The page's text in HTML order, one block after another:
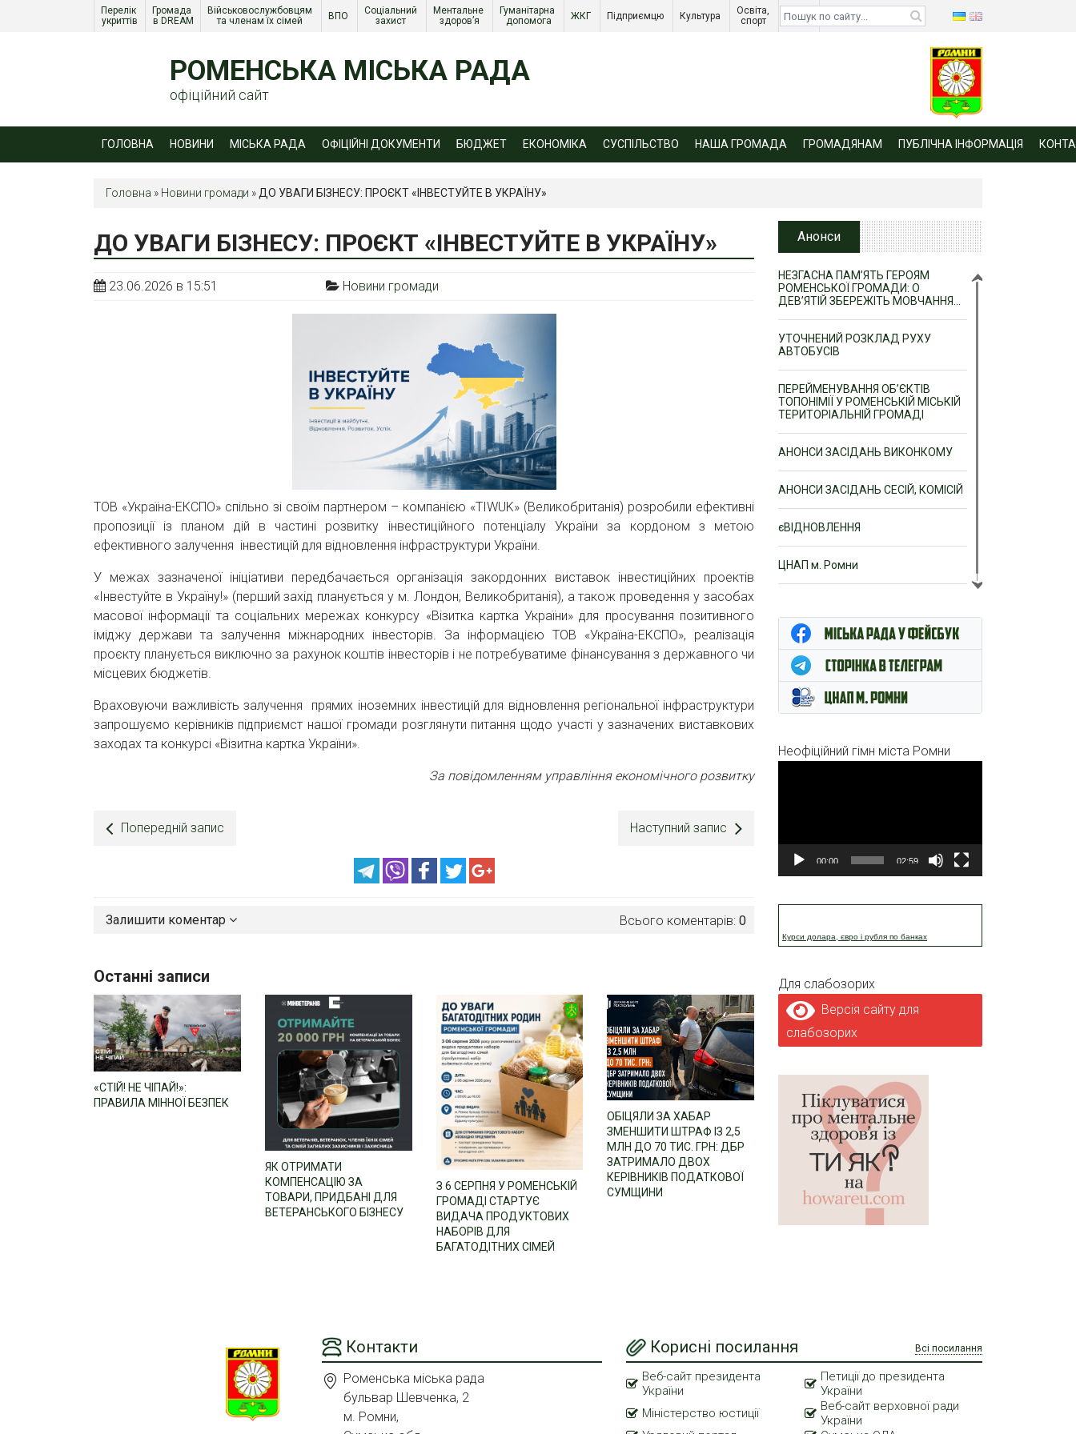
Перелік
укриттів
Громада
в DREAM
Військовослужбовцям
та членам їх сімей
ВПО
Соціальний
захист
Ментальне
здоров’я
Гуманітарна
допомога
ЖКГ Підприємцю Культура
Освіта,
спорт
Діти
війни
РОМЕНСЬКА МІСЬКА РАДА
офіційний сайт
ГОЛОВНА НОВИНИ МІСЬКА РАДА ОФІЦІЙНІ ДОКУМЕНТИ БЮДЖЕТ ЕКОНОМІКА СУСПІЛЬСТВО НАША ГРОМАДА ГРОМАДЯНАМ ПУБЛІЧНА ІНФОРМАЦІЯ
Головна » Новини громади »ДО УВАГИ БІЗНЕСУ: ПРОЄКТ «ІНВЕСТУЙТЕ В УКРАЇНУ»
ДО УВАГИ БІЗНЕСУ: ПРОЄКТ «ІНВЕСТУЙТЕ В УКРАЇНУ»
23.06.2026 в 15:51 Новини громади
ТОВ «Україна-ЕКСПО» спільно зі своїм партнером – компанією «TIWUK» (Великобританія) розробили ефективні
пропозиції із планом дій в частині розвитку інвестиційного потенціалу України за кордоном з метою
ефективного залучення інвестицій для відновлення інфраструктури України.
У межах зазначеної ініціативи передбачається організація закордонних виставок інвестиційних проектів
«Інвестуйте в Україну!» (перший захід планується у м. Лондон, Великобританія), а також проведення у засобах
масової інформації та соціальних мережах конкурсу «Візитка картка України» для просування позитивного
іміджу держави та залучення міжнародних інвесторів. За інформацією ТОВ «Україна-ЕКСПО», реалізація
проєкту планується виключно за рахунок коштів інвесторів і не потребуватиме фінансування з державного чи
місцевих бюджетів.
Враховуючи важливість залучення прямих іноземних інвестицій для відновлення регіональної інфраструктури
запрошуємо керівників підприємст нашої громади розглянути питання щодо участі у зазначених виставкових
заходах та конкурсі «Візитна картка України».
За повідомленням управління економічного розвитку
Попередній запис Наступний запис
Всього коментарів: 0
Залишити коментар
Останні записи
«СТІЙ! НЕ ЧІПАЙ!»:
ПРАВИЛА МІННОЇ БЕЗПЕК
ЯК ОТРИМАТИ
КОМПЕНСАЦІЮ ЗА
ТОВАРИ, ПРИДБАНІ ДЛЯ
ВЕТЕРАНСЬКОГО БІЗНЕСУ
З 6 СЕРПНЯ У РОМЕНСЬКІЙ
ГРОМАДІ СТАРТУЄ
ВИДАЧА ПРОДУКТОВИХ
НАБОРІВ ДЛЯ
БАГАТОДІТНИХ СІМЕЙ
ОБІЦЯЛИ ЗА ХАБАР
ЗМЕНШИТИ ШТРАФ ІЗ 2,5
МЛН ДО 70 ТИС. ГРН: ДБР
ЗАТРИМАЛО ДВОХ
КЕРІВНИКІВ ПОДАТКОВОЇ
СУМЩИНИ
Анонси
НЕЗГАСНА ПАМ’ЯТЬ ГЕРОЯМ
РОМЕНСЬКОЇ ГРОМАДИ: О
ДЕВ’ЯТІЙ ЗБЕРЕЖІТЬ МОВЧАННЯ…
УТОЧНЕНИЙ РОЗКЛАД РУХУ
АВТОБУСІВ
ПЕРЕЙМЕНУВАННЯ ОБ’ЄКТІВ
ТОПОНІМІЇ У РОМЕНСЬКІЙ МІСЬКІЙ
ТЕРИТОРІАЛЬНІЙ ГРОМАДІ
АНОНСИ ЗАСІДАНЬ ВИКОНКОМУ
АНОНСИ ЗАСІДАНЬ СЕСІЙ, КОМІСІЙ
єВІДНОВЛЕННЯ
ЦНАП м. Ромни
Неофіційний гімн міста Ромни
00:00 02:59
Курси долара, євро і рубля по банках
Для слабозорих
Версія сайту для
слабозорих
Контакти
Роменська міська рада
бульвар Шевченка, 2
м. Ромни,
Корисні посилання Всі посилання
Веб-сайт президента
України
Петиції до президента
України
Міністерство юстиції
Веб-сайт верховної ради
України